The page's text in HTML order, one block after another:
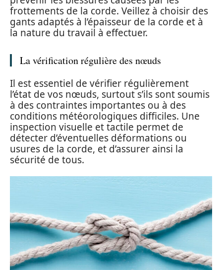
frottements de la corde. Veillez à choisir des
gants adaptés à l’épaisseur de la corde et à
la nature du travail à effectuer.
La vérification régulière des nœuds
Il est essentiel de vérifier régulièrement
l’état de vos nœuds, surtout s’ils sont soumis
à des contraintes importantes ou à des
conditions météorologiques difficiles. Une
inspection visuelle et tactile permet de
détecter d’éventuelles déformations ou
usures de la corde, et d’assurer ainsi la
sécurité de tous.